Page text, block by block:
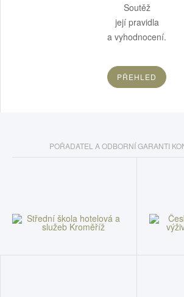
Soutěž
její pravidla
a vyhodnocení.
PŘEHLED
POŘADATEL A ODBORNÍ GARANTI